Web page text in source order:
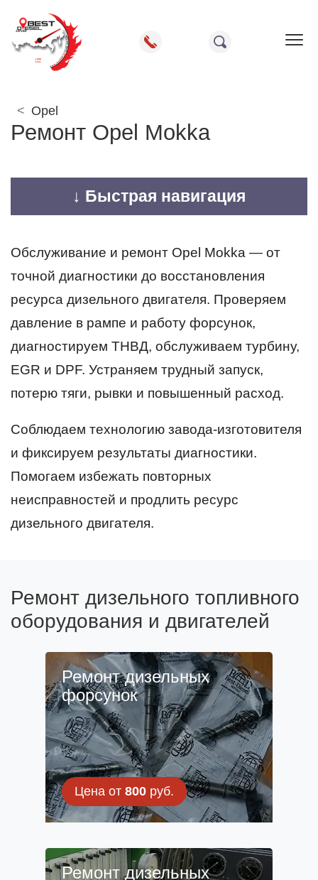
Opel
Ремонт Opel Mokka
↓ Быстрая навигация
Обслуживание и ремонт Opel Mokka — от
точной диагностики до восстановления
ресурса дизельного двигателя. Проверяем
давление в рампе и работу форсунок,
диагностируем ТНВД, обслуживаем турбину,
EGR и DPF. Устраняем трудный запуск,
потерю тяги, рывки и повышенный расход.
Соблюдаем технологию завода-изготовителя
и фиксируем результаты диагностики.
Помогаем избежать повторных
неисправностей и продлить ресурс
дизельного двигателя.
Ремонт дизельного топливного
оборудования и двигателей
Ремонт дизельных
форсунок
Цена от 800руб.
Ремонт дизельных